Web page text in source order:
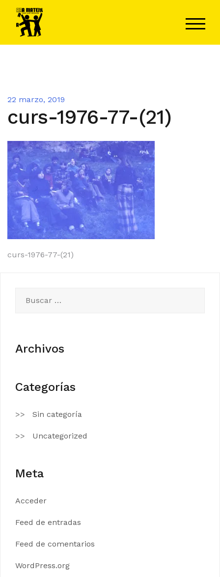
contenido
22 marzo, 2019
curs-1976-77-(21)
Navegación
entradas
curs-1976-77-(21)
Archivos
Categorías
Sin categoría
Uncategorized
Meta
Acceder
Feed de entradas
Feed de comentarios
WordPress.org